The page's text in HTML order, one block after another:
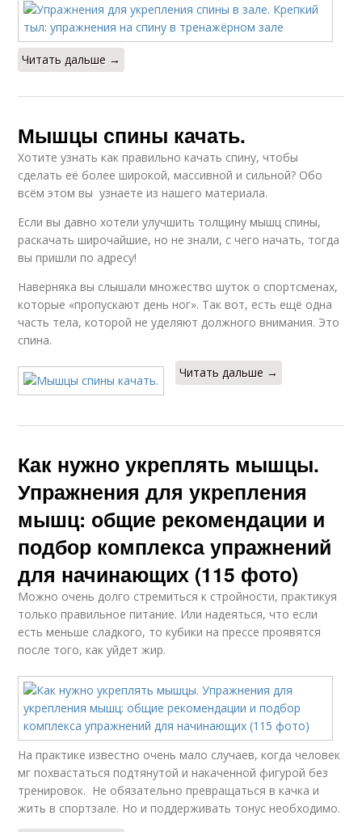
Читать дальше →
Мышцы спины качать.
Хотите узнать как правильно качать спину, чтобы
сделать её более широкой, массивной и сильной? Обо
всём этом вы узнаете из нашего материала.
Если вы давно хотели улучшить толщину мышц спины,
раскачать широчайшие, но не знали, с чего начать, тогда
вы пришли по адресу!
Наверняка вы слышали множество шуток о спортсменах,
которые «пропускают день ног». Так вот, есть ещё одна
часть тела, которой не уделяют должного внимания. Это
спина.
Читать дальше →
Как нужно укреплять мышцы.
Упражнения для укрепления
мышц: общие рекомендации и
подбор комплекса упражнений
для начинающих (115 фото)
Можно очень долго стремиться к стройности, практикуя
только правильное питание. Или надеяться, что если
есть меньше сладкого, то кубики на прессе проявятся
после того, как уйдет жир.
На практике известно очень мало случаев, когда человек
мг похвастаться подтянутой и накаченной фигурой без
тренировок. Не обязательно превращаться в качка и
жить в спортзале. Но и поддерживать тонус необходимо.